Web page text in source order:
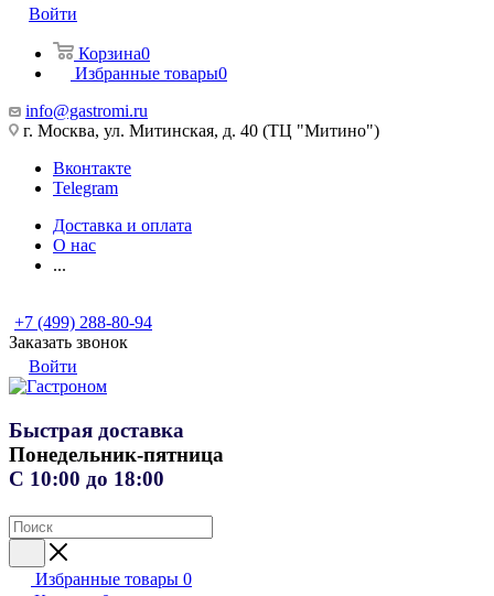
Войти
Корзина0
Избранные товары0
info@gastromi.ru
г. Москва, ул. Митинская, д. 40 (ТЦ "Митино")
Вконтакте
Telegram
Доставка и оплата
О нас
...
+7 (499) 288-80-94
Заказать звонок
Войти
Быстрая доставка
Понедельник-пятница
С 10:00 до 18:00
Избранные товары 0